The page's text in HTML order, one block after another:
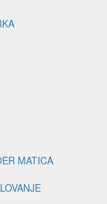
MATICA